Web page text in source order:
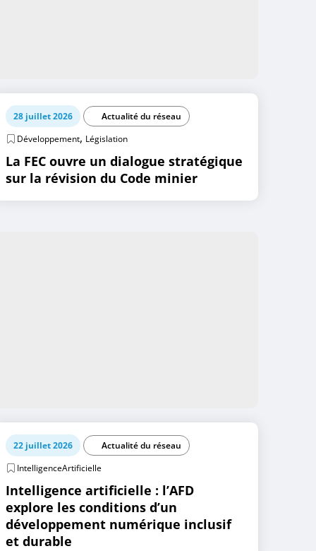
28 juillet 2026
Actualité du réseau
Développement, Législation
La FEC ouvre un dialogue stratégique
sur la révision du Code minier
22 juillet 2026
Actualité du réseau
IntelligenceArtificielle
Intelligence artificielle : l’AFD
explore les conditions d’un
développement numérique inclusif
et durable